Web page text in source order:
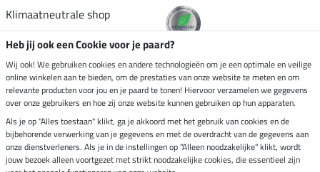
Klimaatneutrale shop
Verzending per
Veilig betalen met
Heb jij ook een Cookie voor je paard?
Wij ook! We gebruiken cookies en andere technologieën om je een optimale en veilige
online winkelen aan te bieden, om de prestaties van onze website te meten en om
relevante producten voor jou en je paard te tonen! Hiervoor verzamelen we gegevens
over onze gebruikers en hoe zij onze website kunnen gebruiken op hun apparaten.
Als je op "Alles toestaan" klikt, ga je akkoord met het gebruik van cookies en de
bijbehorende verwerking van je gegevens en met de overdracht van de gegevens aan
onze dienstverleners. Als je in de instellingen op "Alleen noodzakelijke" klikt, wordt
jouw bezoek alleen voortgezet met strikt noodzakelijke cookies, die essentieel zijn